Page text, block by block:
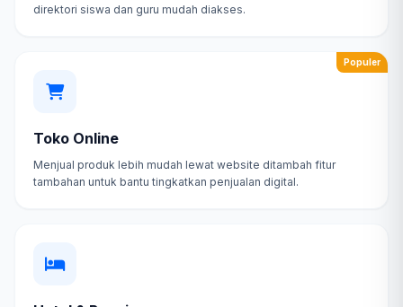
direktori siswa dan guru mudah diakses.
Populer
Toko Online
Menjual produk lebih mudah lewat website ditambah fitur
tambahan untuk bantu tingkatkan penjualan digital.